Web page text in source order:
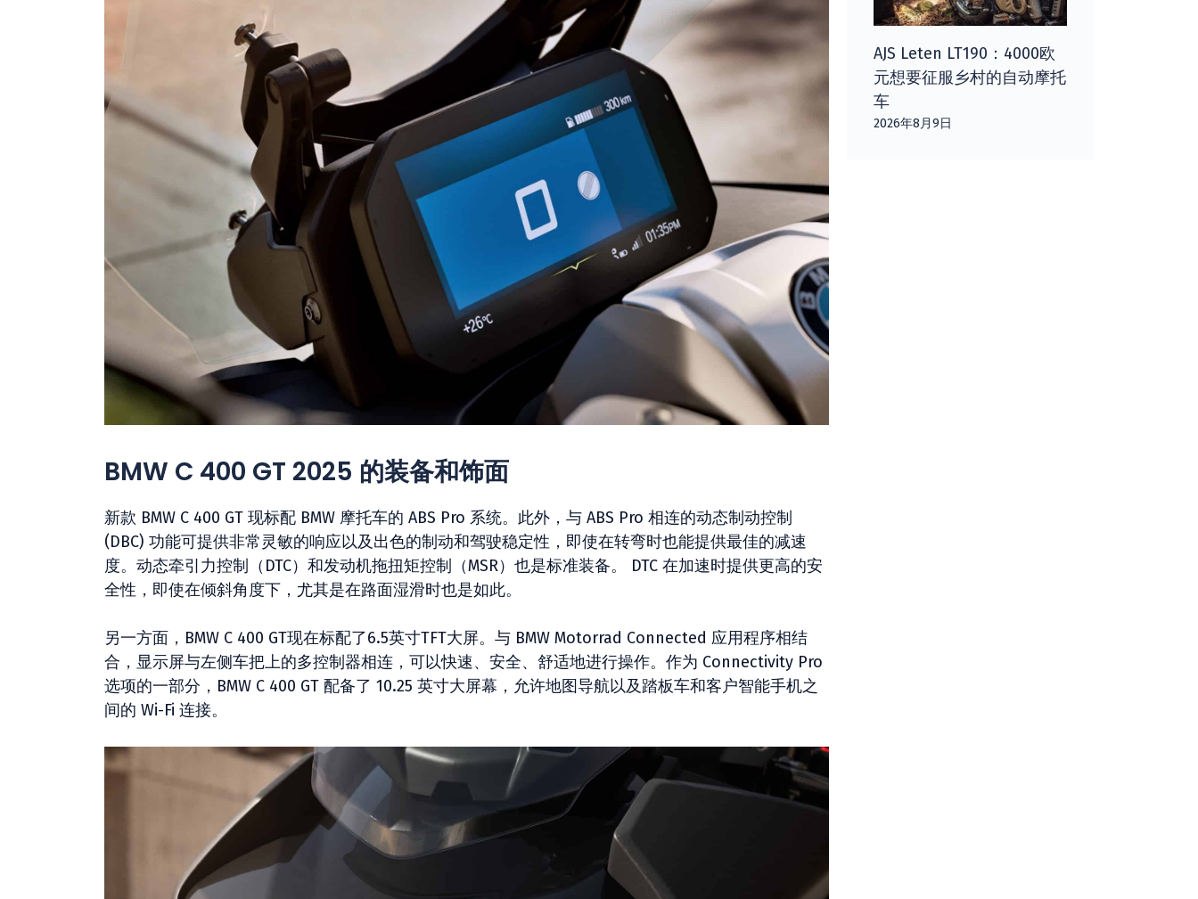
BMW C 400 GT 2025 的装备和饰面
新款 BMW C 400 GT 现标配 BMW 摩托车的 ABS Pro 系统。此外，与 ABS Pro 相连的动态制动控制
(DBC) 功能可提供非常灵敏的响应以及出色的制动和驾驶稳定性，即使在转弯时也能提供最佳的减速
度。动态牵引力控制（DTC）和发动机拖扭矩控制（MSR）也是标准装备。 DTC 在加速时提供更高的安
全性，即使在倾斜角度下，尤其是在路面湿滑时也是如此。
另一方面，BMW C 400 GT现在标配了6.5英寸TFT大屏。与 BMW Motorrad Connected 应用程序相结
合，显示屏与左侧车把上的多控制器相连，可以快速、安全、舒适地进行操作。作为 Connectivity Pro
选项的一部分，BMW C 400 GT 配备了 10.25 英寸大屏幕，允许地图导航以及踏板车和客户智能手机之
间的 Wi-Fi 连接。
AJS Leten LT190：4000欧
元想要征服乡村的自动摩托
车
2026年8月9日